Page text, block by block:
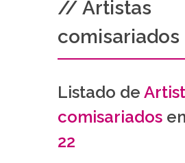
// Artistas
comisariados
Listado de
comisariados en
22